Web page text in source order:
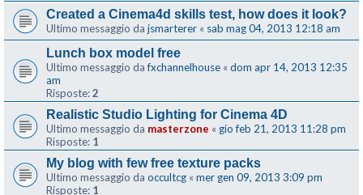
Created a Cinema4d skills test, how does it look?
Ultimo messaggio da jsmarterer « sab mag 04, 2013 12:18 am
Lunch box model free
Ultimo messaggio dafxchannelhouse « dom apr 14, 2013 12:35
am
Risposte:2
Realistic Studio Lighting for Cinema 4D
Ultimo messaggio da masterzone « gio feb 21, 2013 11:28 pm
Risposte: 1
My blog with few free texture packs
Ultimo messaggio da occultcg « mer gen 09, 2013 3:09 pm
Risposte: 1